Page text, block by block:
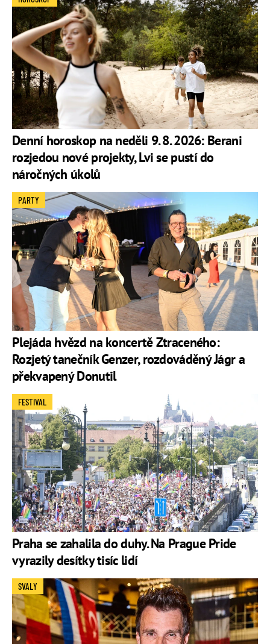
Denní horoskop na neděli 9. 8. 2026: Berani
rozjedou nové projekty, Lvi se pustí do
náročných úkolů
Plejáda hvězd na koncertě Ztraceného:
Rozjetý tanečník Genzer, rozdováděný Jágr a
překvapený Donutil
PARTY
Praha se zahalila do duhy. Na Prague Pride
vyrazily desítky tisíc lidí
FESTIVAL
SVALY